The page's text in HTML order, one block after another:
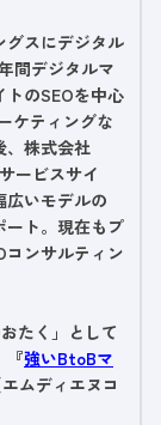
グスにデジタル
間デジタルマ
のSEOを中心
ケティングな
、株式会社
ービスサイ
広いモデルの
ート。現在もプ
コンサルティン
たく」として
『強いBtoBマ
ムディエヌコ